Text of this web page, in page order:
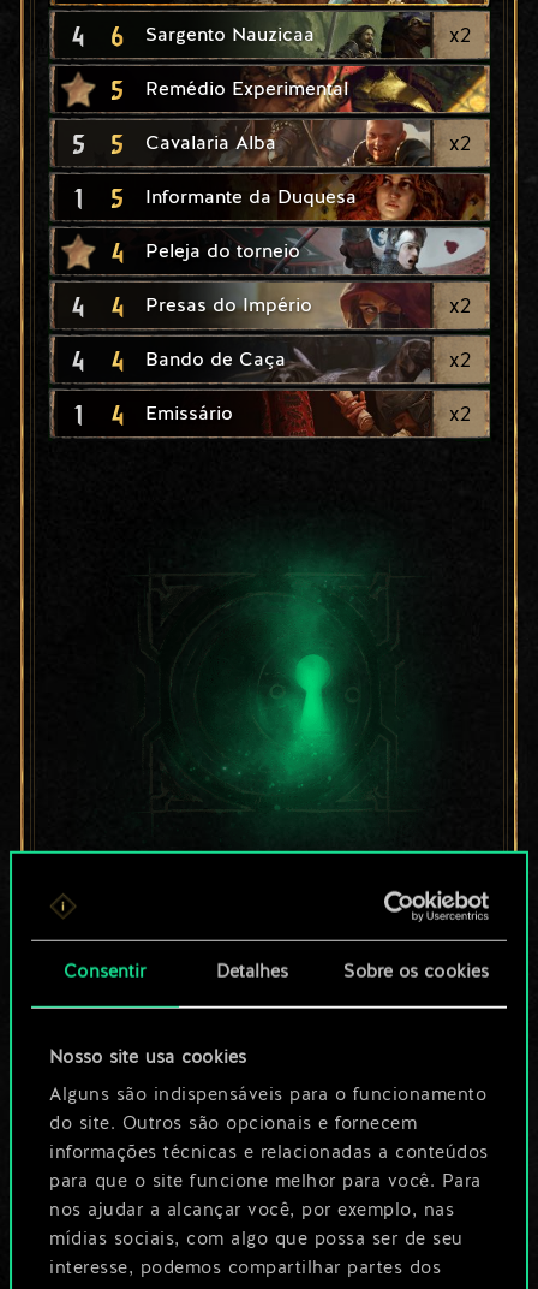
Consentir Detalhes Sobre os cookies
Nosso site usa cookies
Alguns são indispensáveis para o funcionamento
do site. Outros são opcionais e fornecem
informações técnicas e relacionadas a conteúdos
para que o site funcione melhor para você. Para
nos ajudar a alcançar você, por exemplo, nas
mídias sociais, com algo que possa ser de seu
interesse, podemos compartilhar partes dos
4 6 Sargento Nauzicaa x2
5 Remédio Experimental
5 5 Cavalaria Alba x2
1 5 Informante da Duquesa
4 Peleja do torneio
4 4 Presas do Império x2
4 4 Bando de Caça x2
1 4 Emissário x2
Por enquanto, isto é
apenas um conjunto
compartilhado.
No entanto, dá para
ser muito mais!
Dê um nome para este baralho e crie
um guia